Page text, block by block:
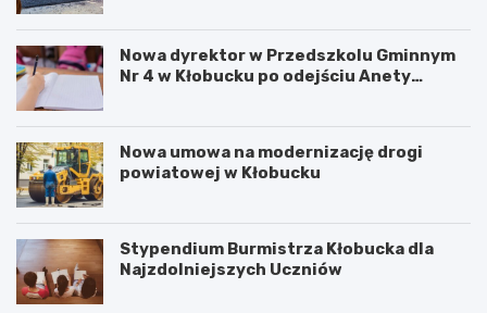
Nowa dyrektor w Przedszkolu Gminnym
Nr 4 w Kłobucku po odejściu Anety
Nowa umowa na modernizację drogi
powiatowej w Kłobucku
Stypendium Burmistrza Kłobucka dla
Najzdolniejszych Uczniów
K
K